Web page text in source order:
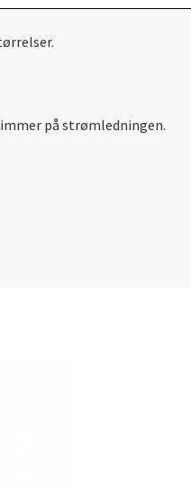
på strømledningen.